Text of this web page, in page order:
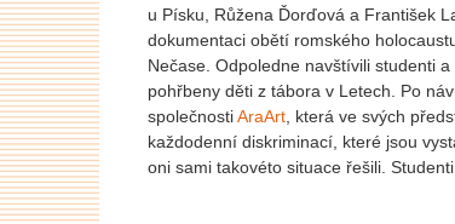
u Písku, Růžena Ďorďová a František
dokumentaci obětí romského
Nečase. Odpoledne navštívili studenti
pohřbeny děti z tábora v Letech. Po
společnostiAraArt , která ve svých
každodenní diskriminací, které jsou
oni sami takovéto situace řešili.